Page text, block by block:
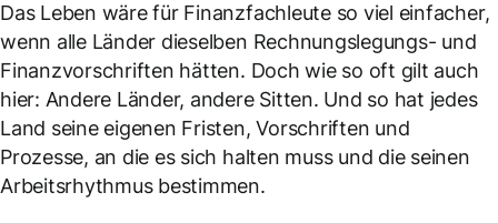
Das Leben wäre für Finanzfachleute so viel einfacher,
wenn alle Länder dieselben Rechnungslegungs- und
Finanzvorschriften hätten. Doch wie so oft gilt auch
hier: Andere Länder, andere Sitten. Und so hat jedes
Land seine eigenen Fristen, Vorschriften und
Prozesse, an die es sich halten muss und die seinen
Arbeitsrhythmus bestimmen.